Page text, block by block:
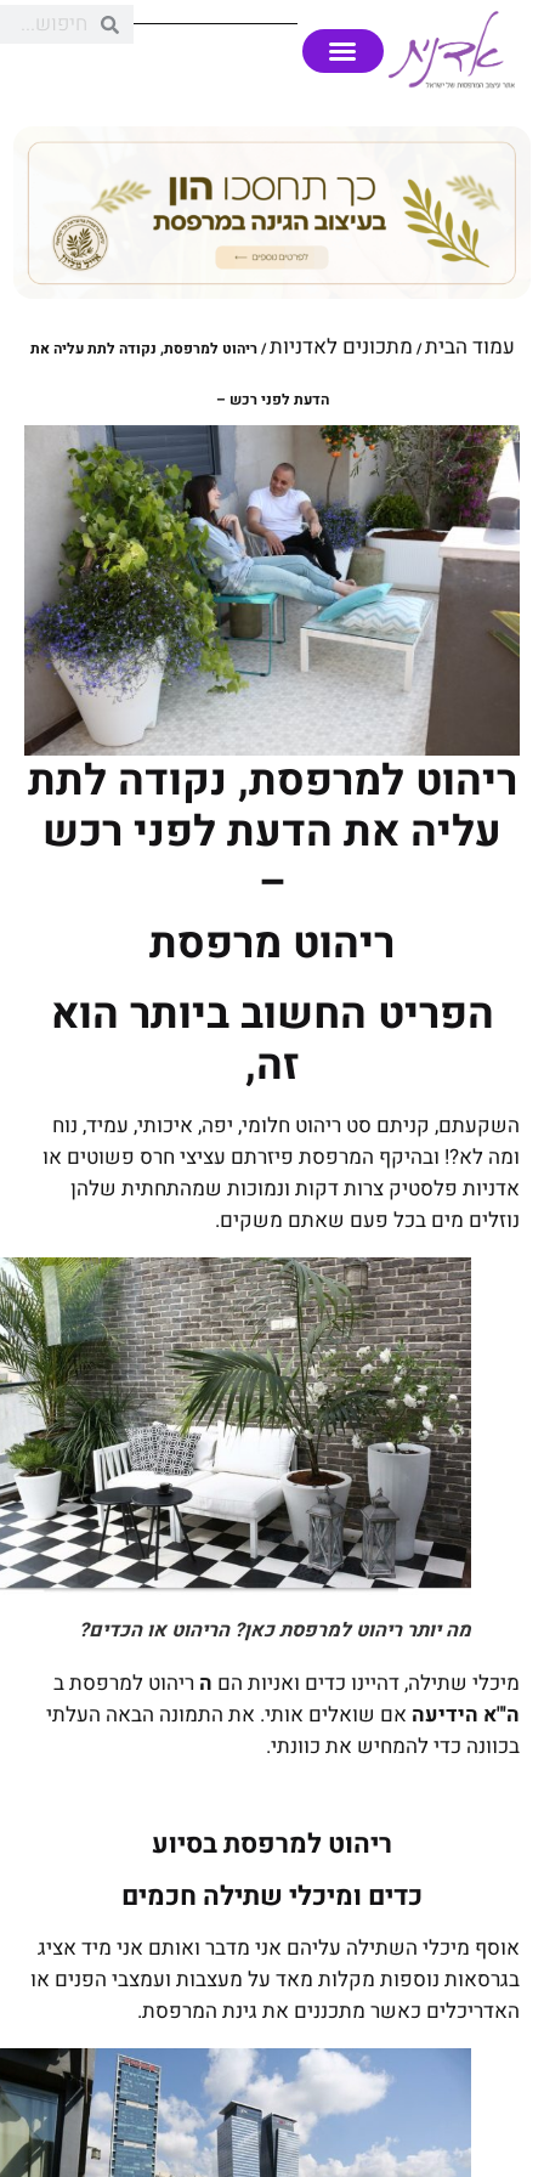
עמוד הבית/מתכונים לאדניות/ ריהוט למרפסת, נקודה לתת עליה את
הדעת לפני רכש –
ריהוט למרפסת, נקודה לתת
עליה את הדעת לפני רכש
–
ריהוט מרפסת
הפריט החשוב ביותר הוא
זה,
השקעתם, קניתם סט ריהוט חלומי, יפה, איכותי, עמיד, נוח
ומה לא?! ובהיקף המרפסת פיזרתם עציצי חרס פשוטים או
אדניות פלסטיק צרות דקות ונמוכות שמהתחתית שלהן
נוזלים מים בכל פעם שאתם משקים.
מה יותר ריהוט למרפסת כאן? הריהוט או הכדים?
מיכלי שתילה, דהיינו כדים ואניות הםהריהוט למרפסת ב
ה'"א הידיעהאם שואלים אותי. את התמונה הבאה העלתי
בכוונה כדי להמחיש את כוונתי.
ריהוט למרפסת בסיוע
כדים ומיכלי שתילה חכמים
אוסף מיכלי השתילה עליהם אני מדבר ואותם אני מיד אציג
בגרסאות נוספות מקלות מאד על מעצבות ועמצבי הפנים או
האדריכלים כאשר מתכננים את גינת המרפסת.